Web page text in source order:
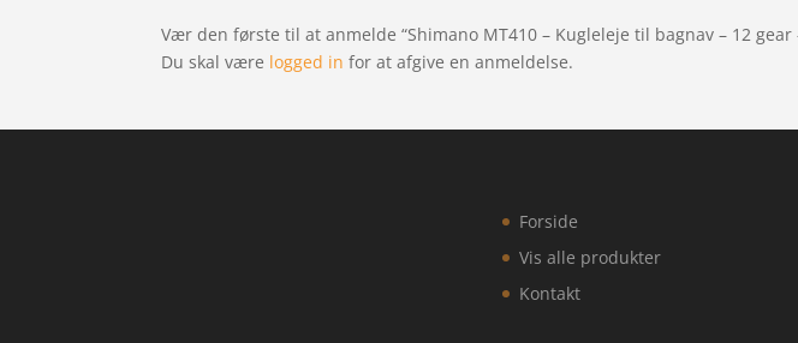
Vær den første til at anmelde “Shimano MT410 – Kugleleje til bagnav – 12 gear
Du skal være logged in for at afgive en anmeldelse.
Forside
Vis alle produkter
Kontakt